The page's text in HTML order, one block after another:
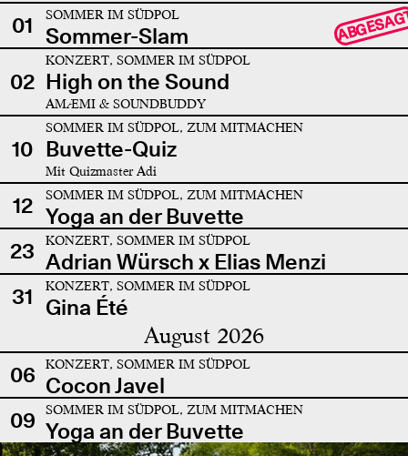
01 SOMMER IM SÜDPOL
Sommer-Slam
02
KONZERT, SOMMER IM SÜDPOL
High on the Sound
AMÆMI & SOUNDBUDDY
10
SOMMER IM SÜDPOL, ZUM MITMACHEN
Buvette-Quiz
Mit Quizmaster Adi
12 SOMMER IM SÜDPOL, ZUM MITMACHEN
Yoga an der Buvette
23
KONZERT, SOMMER IM SÜDPOL
Adrian Würsch x Elias Menzi
31
KONZERT, SOMMER IM SÜDPOL
Gina Été
August 2026
06 KONZERT, SOMMER IM SÜDPOL
Cocon Javel
09
SOMMER IM SÜDPOL, ZUM MITMACHEN
Yoga an der Buvette